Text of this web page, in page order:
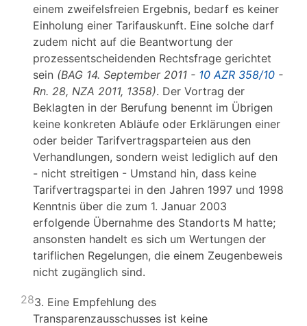
einem zweifelsfreien Ergebnis, bedarf es keiner
Einholung einer Tarifauskunft. Eine solche darf
zudem nicht auf die Beantwortung der
prozessentscheidenden Rechtsfrage gerichtet
sein (BAG 14. September 2011 - 10 AZR 358/10 -
Rn. 28, NZA 2011, 1358). Der Vortrag der
Beklagten in der Berufung benennt im Übrigen
keine konkreten Abläufe oder Erklärungen einer
oder beider Tarifvertragsparteien aus den
Verhandlungen, sondern weist lediglich auf den
- nicht streitigen - Umstand hin, dass keine
Tarifvertragspartei in den Jahren 1997 und 1998
Kenntnis über die zum 1. Januar 2003
erfolgende Übernahme des Standorts M hatte;
ansonsten handelt es sich um Wertungen der
tariflichen Regelungen, die einem Zeugenbeweis
nicht zugänglich sind.
283. Eine Empfehlung des
Transparenzausschusses ist keine